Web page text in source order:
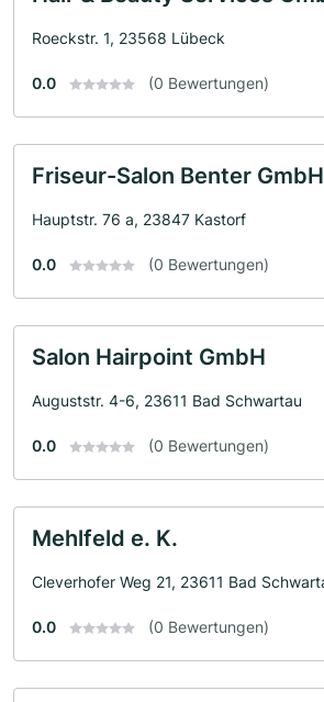
Roeckstr. 1, 23568 Lübeck
0.0 (0 Bewertungen)
Friseur-Salon Benter GmbH
Hauptstr. 76 a, 23847 Kastorf
0.0 (0 Bewertungen)
Salon Hairpoint GmbH
Auguststr. 4-6, 23611 Bad Schwartau
0.0 (0 Bewertungen)
Mehlfeld e. K.
Cleverhofer Weg 21, 23611 Bad
0.0 (0 Bewertungen)